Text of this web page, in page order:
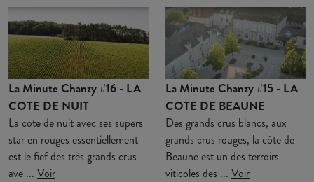
La Minute Chanzy #16 - LA
COTE DE NUIT
La cote de nuit avec ses supers
star en rouges essentiellement
est le fief des très grands crus
ave ... Voir
La Minute Chanzy #15 - LA
COTE DE BEAUNE
Des grands crus blancs, aux
grands crus rouges, la côte de
Beaune est un des terroirs
viticoles des ... Voir